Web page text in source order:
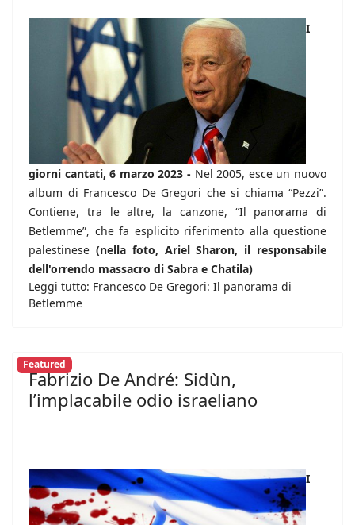
I
giorni cantati, 6 marzo 2023 - Nel 2005, esce un nuovo
album di Francesco De Gregori che si chiama “Pezzi”.
Contiene, tra le altre, la canzone, “Il panorama di
Betlemme”, che fa esplicito riferimento alla questione
palestinese (nella foto, Ariel Sharon, il responsabile
dell'orrendo massacro di Sabra e Chatila)
Leggi tutto: Francesco De Gregori: Il panorama di
Betlemme
Featured
Fabrizio De André: Sidùn,
l’implacabile odio israeliano
I